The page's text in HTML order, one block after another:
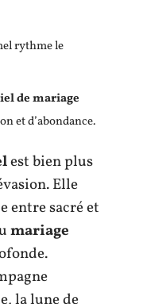
rythme le
de mariage
et d’abondance.
est bien plus
Elle
entre sacré et
mariage